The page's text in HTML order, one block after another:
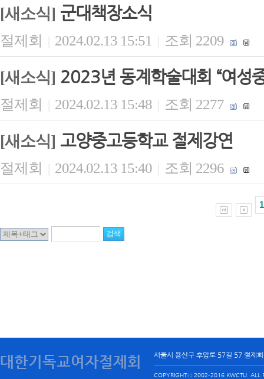
[새소식] 군대책장소식
절제회 | 2024.02.13 15:51 | 조회 2209
[새소식] 2023년 동계학술대회 “여성
절제회 | 2024.02.13 15:48 | 조회 2277
[새소식] 고양중고등학교 절제강연
절제회 | 2024.02.13 15:40 | 조회 2296
1
대한기독교여자절제회 서울시 용산구 후암로 57길 57 절제
COPYRIGHTⓒ 2002-2016 KWCTU. ALL